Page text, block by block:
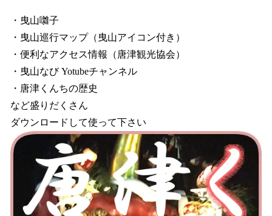
・曳山囃子
・曳山巡行マップ（曳山アイコン付き）
・便利なアクセス情報（唐津観光協会）
・曳山なび Yotubeチャンネル
・唐津くんちの歴史
など盛りだくさん
ダウンロードして使って下さい